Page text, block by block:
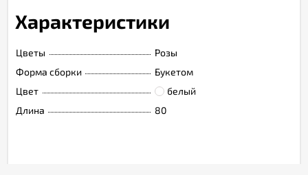
Характеристики
Цветы
Розы
Форма сборки
Букетом
Цвет
белый
Длина
80